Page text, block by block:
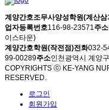
계양간호조무사양성학원(계산삼
업자등록번호116-98-23571주소
이스타운)
계양간호학원(작전점)전화032-
99-00289주소인천광역시 계양
COPYRIGHTS ⓒ KE-YANG
RESERVED.
로그인
회원가입